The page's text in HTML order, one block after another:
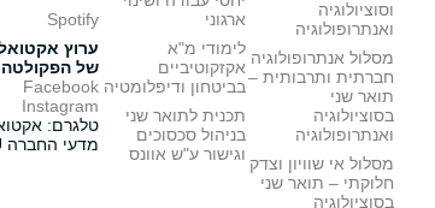
וסוציולוגיה
ואנתרופולוגיה
מסלול אנתרופולוגיה
חברתית ותרבותית –
תואר שני
בסוציולוגיה
ואנתרופולוגיה
מסלול אי שוויון וצדק
חלוקתי – תואר שני
בסוציולוגיה
ארגוני
לימודי מ"א
אקזקוטיביים
בביטחון ודיפלומטיה
תכנית לתואר שני
בניהול סכסוכים
וגישור ע"ש אוונס
Spotify
ערוץ
של הפקולטה
Facebook
Instagram
טלגרם:
מדעי החברה TAU